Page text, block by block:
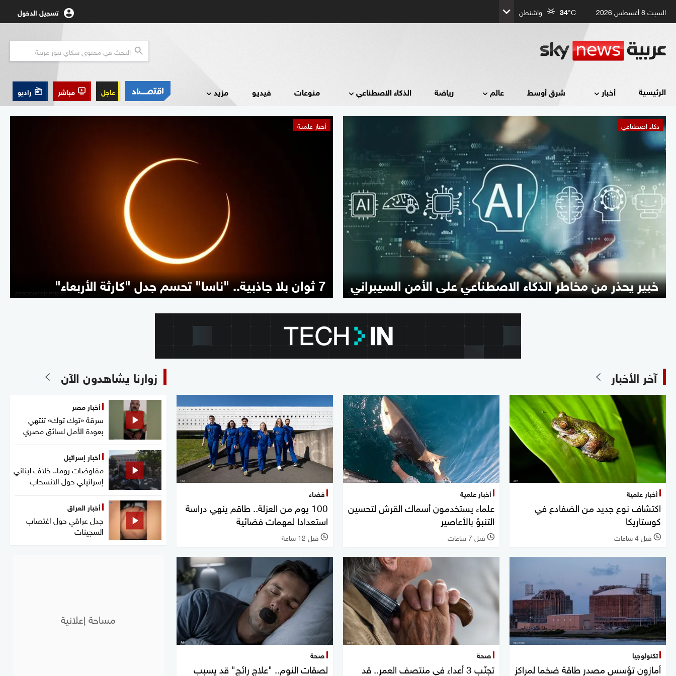
السبت 8 أغسطس 2026 34°C واشنطن تسجيل الدخول
الرئيسية أخبار شرق أوسط عالم رياضة الذكاء الاصطناعي منوعات فيديو مزيد عاجل مباشر راديو
ذكاء اصطناعي
خبير يحذر من مخاطر الذكاء الاصطناعي على الأمن السيبراني
أخبار علمية
7 ثوان بلا جاذبية.. "ناسا" تحسم جدل "كارثة الأربعاء"
آخر الأخبار
أخبار علمية
اكتشاف نوع جديد من الضفادع في
كوستاريكا
l قبل 4 ساعات
أخبار علمية
علماء يستخدمون أسماك القرش لتحسين
التنبؤ بالأعاصير
l قبل 7 ساعات
فضاء
100 يوم من العزلة.. طاقم ينهي دراسة
استعدادا لمهمات فضائية
l قبل 12 ساعة
تكنولوجيا
أمازون تؤسس مصدر طاقة ضخما لمراكز
صحة
تجنّب 3 أعداء في منتصف العمر.. قد
صحة
لصقات النوم.. "علاج رائج" قد يسبب
زوارنا يشاهدون الآن
أخبار مصر
سرقة «توك توك» تنتهي
بعودة الأمل لسائق مصري
أخبار إسرائيل
مفاوضات روما.. خلاف لبناني
إسرائيلي حول الانسحاب
أخبار العراق
جدل عراقي حول اغتصاب
السجينات